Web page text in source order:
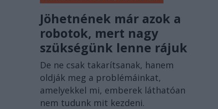
Jöhetnének már azok a
robotok, mert nagy
szükségünk lenne rájuk
De ne csak takarítsanak, hanem
oldják meg a problémáinkat,
amelyekkel mi, emberek láthatóan
nem tudunk mit kezdeni.